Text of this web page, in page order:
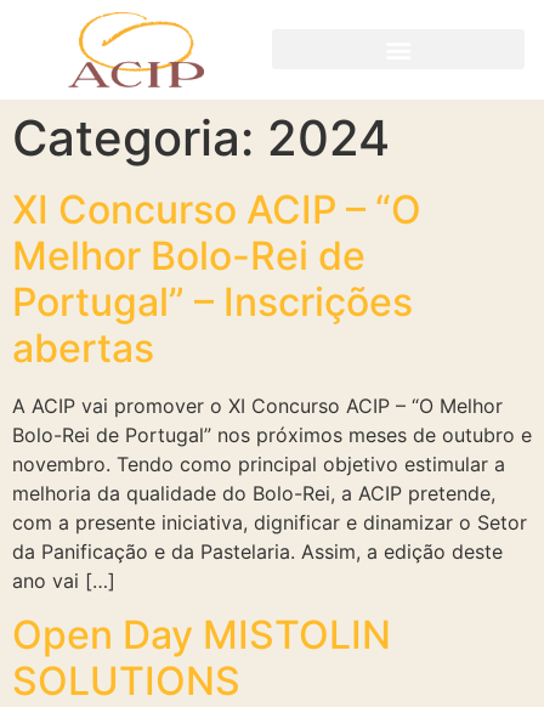
Categoria: 2024
XI Concurso ACIP – “O
Melhor Bolo-Rei de
Portugal” – Inscrições
abertas
A ACIP vai promover o XI Concurso ACIP – “O Melhor
Bolo-Rei de Portugal” nos próximos meses de outubro e
novembro. Tendo como principal objetivo estimular a
melhoria da qualidade do Bolo-Rei, a ACIP pretende,
com a presente iniciativa, dignificar e dinamizar o Setor
da Panificação e da Pastelaria. Assim, a edição deste
ano vai […]
Open Day MISTOLIN
SOLUTIONS